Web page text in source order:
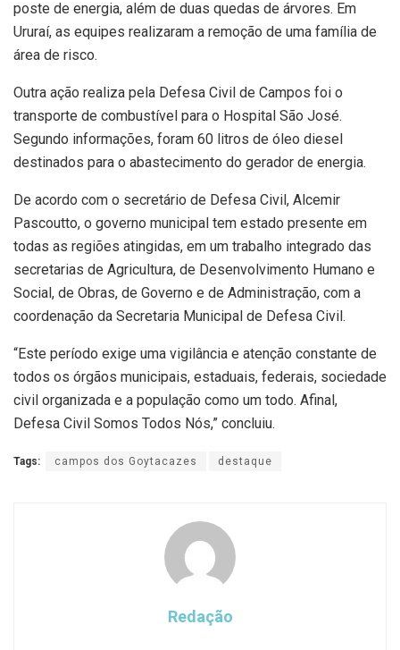
poste de energia, além de duas quedas de árvores. Em
Ururaí, as equipes realizaram a remoção de uma família de
área de risco.
Outra ação realiza pela Defesa Civil de Campos foi o
transporte de combustível para o Hospital São José.
Segundo informações, foram 60 litros de óleo diesel
destinados para o abastecimento do gerador de energia.
De acordo com o secretário de Defesa Civil, Alcemir
Pascoutto, o governo municipal tem estado presente em
todas as regiões atingidas, em um trabalho integrado das
secretarias de Agricultura, de Desenvolvimento Humano e
Social, de Obras, de Governo e de Administração, com a
coordenação da Secretaria Municipal de Defesa Civil.
“Este período exige uma vigilância e atenção constante de
todos os órgãos municipais, estaduais, federais, sociedade
civil organizada e a população como um todo. Afinal,
Defesa Civil Somos Todos Nós,” concluiu.
Tags: campos dos Goytacazes destaque
Redação